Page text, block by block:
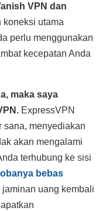
VPN dan
koneksi utama
perlu menggunakan
kecepatan Anda
maka saya
ExpressVPN
sana, menyediakan
akan mengalami
terhubung ke sisi
bebas
uang kembali